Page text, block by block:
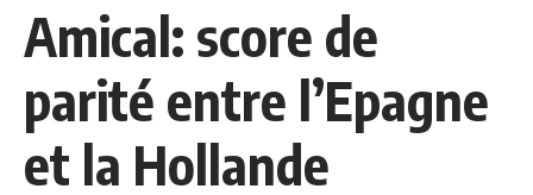
Amical: score de
parité entre l’Epagne
et la Hollande